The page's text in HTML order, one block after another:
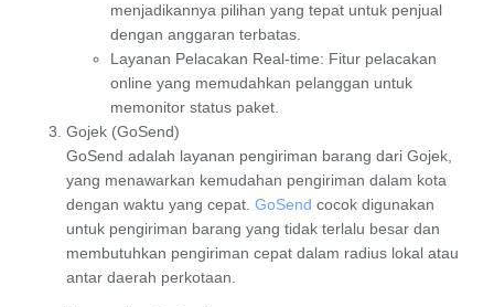
menjadikannya pilihan yang tepat untuk penjual
dengan anggaran terbatas.
Layanan Pelacakan Real-time: Fitur pelacakan
online yang memudahkan pelanggan untuk
memonitor status paket.
Gojek (GoSend)
GoSend adalah layanan pengiriman barang dari Gojek,
yang menawarkan kemudahan pengiriman dalam kota
dengan waktu yang cepat. GoSend cocok digunakan
untuk pengiriman barang yang tidak terlalu besar dan
membutuhkan pengiriman cepat dalam radius lokal atau
antar daerah perkotaan.